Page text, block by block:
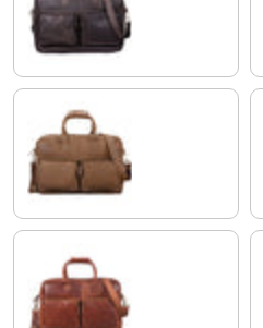
matt - dunkelbraun
cognac - hellbraun
cognac - braun